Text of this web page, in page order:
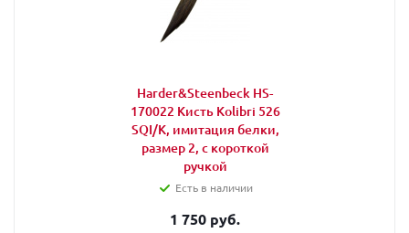
Harder&Steenbeck HS-
170022 Кисть Kolibri 526
SQI/K, имитация белки,
размер 2, с короткой
ручкой
Есть в наличии
1 750 руб.